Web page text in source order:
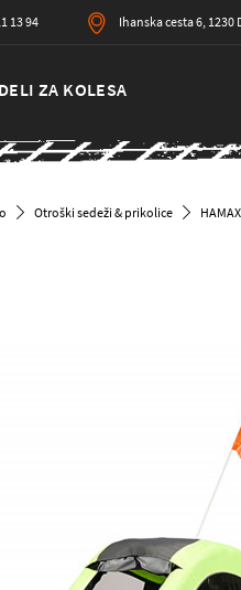
13 94 Ihanska cesta 6, 1230
DELI ZA KOLESA
Otroški sedeži & prikolice